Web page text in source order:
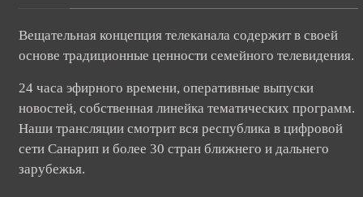
Вещательная концепция телеканала содержит в своей
основе традиционные ценности семейного телевидения.
24 часа эфирного времени, оперативные выпуски
новостей, собственная линейка тематических программ.
Наши трансляции смотрит вся республика в цифровой
сети Санарип и более 30 стран ближнего и дальнего
зарубежья.